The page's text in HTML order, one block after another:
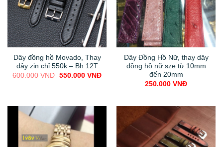
Dây đồng hồ Movado, Thay
dây zin chỉ 550k – Bh 12T
600.000VNĐ Original
550.000 VNĐCurrent
Dây Đồng Hồ Nữ, thay dây
đồng hồ nữ sze từ 10mm
đến 20mm
250.000 VNĐ